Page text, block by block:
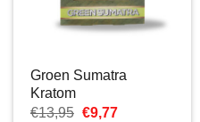
Groen Sumatra
Kratom
€13,95 Oorspronkelijke
€9,77Huidige